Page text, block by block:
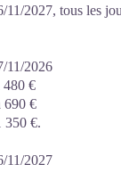
11/2027, tous les
11/2026
480 €
690 €
350 €.
11/2027